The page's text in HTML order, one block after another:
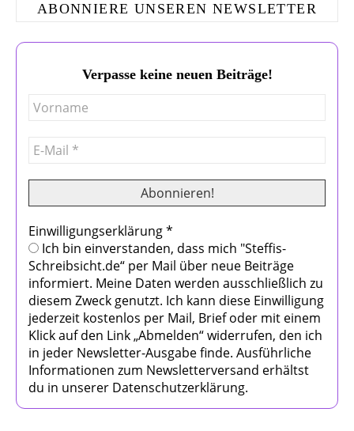
ABONNIERE UNSEREN NEWSLETTER
Verpasse keine neuen Beiträge!
Einwilligungserklärung*
Ich bin einverstanden, dass mich "Steffis-
Schreibsicht.de“ per Mail über neue Beiträge
informiert. Meine Daten werden ausschließlich zu
diesem Zweck genutzt. Ich kann diese Einwilligung
jederzeit kostenlos per Mail, Brief oder mit einem
Klick auf den Link „Abmelden“ widerrufen, den ich
in jeder Newsletter-Ausgabe finde. Ausführliche
Informationen zum Newsletterversand erhältst
du in unserer Datenschutzerklärung.